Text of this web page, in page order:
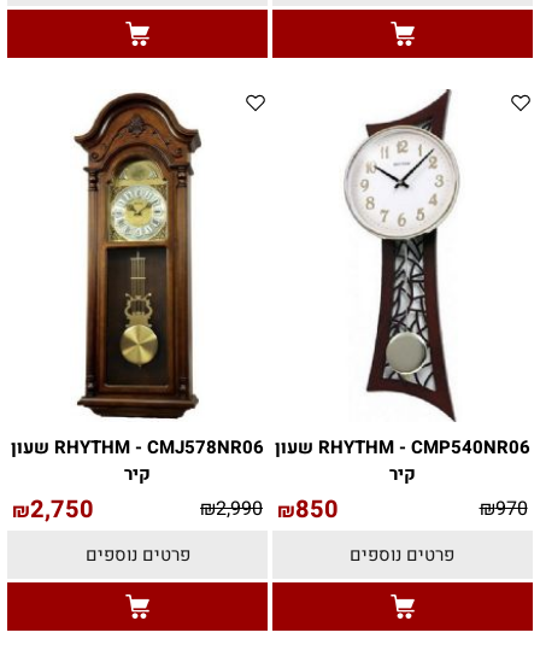
RHYTHM - CMP540NR06 שעון
קיר
₪970
₪850
פרטים נוספים
RHYTHM - CMJ578NR06 שעון
קיר
₪2,990
₪2,750
פרטים נוספים